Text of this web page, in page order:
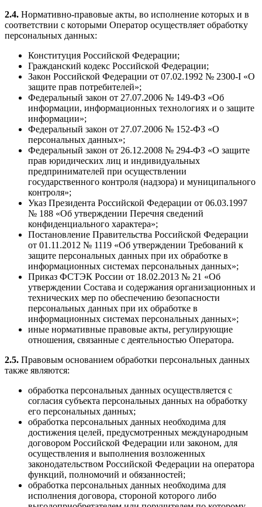
2.4. Нормативно-правовые акты, во исполнение которых и в
соответствии с которыми Оператор осуществляет обработку
персональных данных:
Конституция Российской Федерации;
Гражданский кодекс Российской Федерации;
Закон Российской Федерации от 07.02.1992 № 2300-I «О
защите прав потребителей»;
Федеральный закон от 27.07.2006 № 149-ФЗ «Об
информации, информационных технологиях и о защите
информации»;
Федеральный закон от 27.07.2006 № 152-ФЗ «О
персональных данных»;
Федеральный закон от 26.12.2008 № 294-ФЗ «О защите
прав юридических лиц и индивидуальных
предпринимателей при осуществлении
государственного контроля (надзора) и муниципального
контроля»;
Указ Президента Российской Федерации от 06.03.1997
№ 188 «Об утверждении Перечня сведений
конфиденциального характера»;
Постановление Правительства Российской Федерации
от 01.11.2012 № 1119 «Об утверждении Требований к
защите персональных данных при их обработке в
информационных системах персональных данных»;
Приказ ФСТЭК России от 18.02.2013 № 21 «Об
утверждении Состава и содержания организационных и
технических мер по обеспечению безопасности
персональных данных при их обработке в
информационных системах персональных данных»;
иные нормативные правовые акты, регулирующие
отношения, связанные с деятельностью Оператора.
2.5. Правовым основанием обработки персональных данных
также являются:
обработка персональных данных осуществляется с
согласия субъекта персональных данных на обработку
его персональных данных;
обработка персональных данных необходима для
достижения целей, предусмотренных международным
договором Российской Федерации или законом, для
осуществления и выполнения возложенных
законодательством Российской Федерации на оператора
функций, полномочий и обязанностей;
обработка персональных данных необходима для
исполнения договора, стороной которого либо